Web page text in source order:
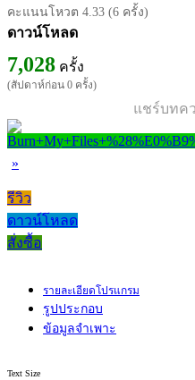
คะแนนโหวต 4.33 (6 ครั้ง)
ดาวน์โหลด
7,028 ครั้ง
(สัปดาห์ก่อน 0 ครั้ง)
แชร์บทค
»
รีวิว
ดาวน์โหลด
สั่งซื้อ
รายละเอียดโปรแกรม
รูปประกอบ
ข้อมูลจำเพาะ
Text Size